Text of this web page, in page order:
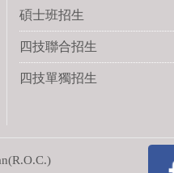
碩士班招生
四技聯合招生
四技單獨招生